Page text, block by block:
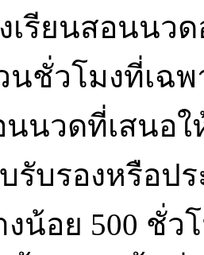
เรียนสอนน
ชั่วโมงที่เฉพ
นนวดที่เสน
รับรองหรือ
งน้อย 500 ชั่